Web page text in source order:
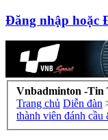
Đăng nhập hoặc
Vnbadminton -Tin
Trang chủ Diễn đàn
thành viên đánh